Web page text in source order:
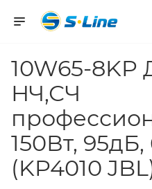
10W65-
НЧ,СЧ
150Вт, 95дБ,
(KP4010